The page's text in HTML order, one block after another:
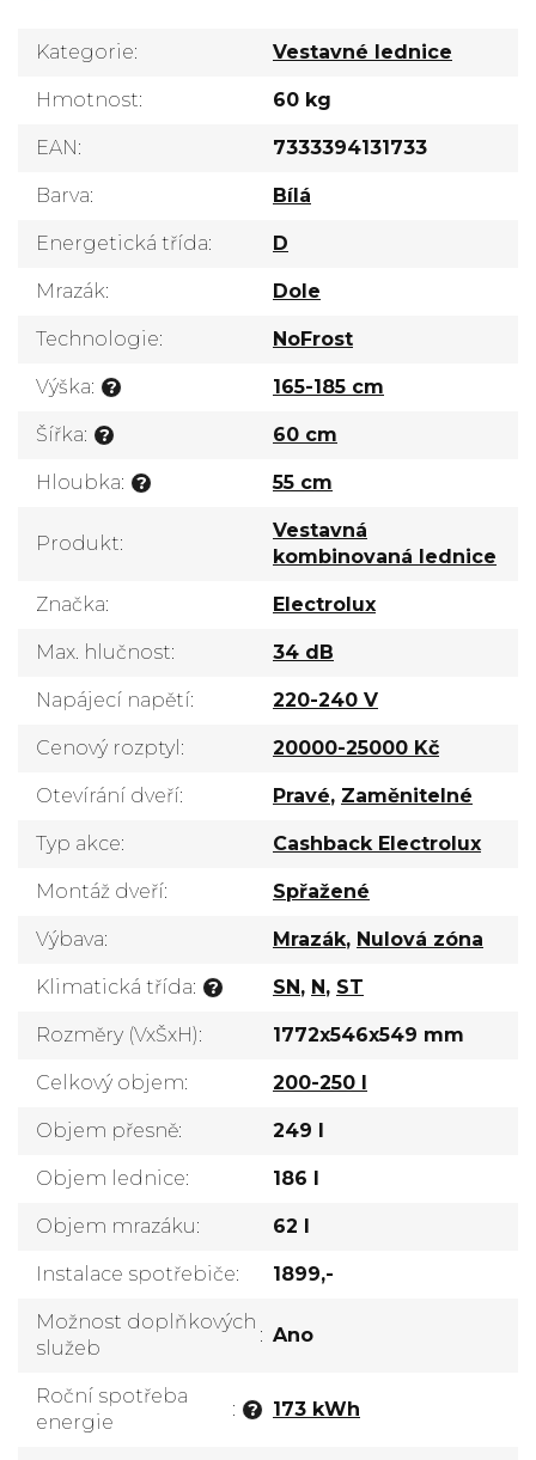
Kategorie: Vestavné lednice
Hmotnost: 60 kg
EAN: 7333394131733
Barva: Bílá
Energetická třída: D
Mrazák: Dole
Technologie: NoFrost
?
Výška: 165-185 cm
?
Šířka: 60 cm
?
Hloubka: 55 cm
Produkt:
Vestavná
kombinovaná lednice
Značka: Electrolux
Max. hlučnost: 34 dB
Napájecí napětí: 220-240 V
Cenový rozptyl : 20000-25000 Kč
Otevírání dveří: Pravé, Zaměnitelné
Typ akce: Cashback Electrolux
Montáž dveří: Spřažené
Výbava: Mrazák, Nulová zóna
?
Klimatická třída: SN, N, ST
Rozměry (VxŠxH): 1772x546x549 mm
Celkový objem: 200-250 l
Objem přesně: 249 l
Objem lednice: 186 l
Objem mrazáku: 62 l
Instalace spotřebiče: 1899,-
Možnost doplňkových
služeb
: Ano
?
Roční spotřeba
energie
: 173 kWh